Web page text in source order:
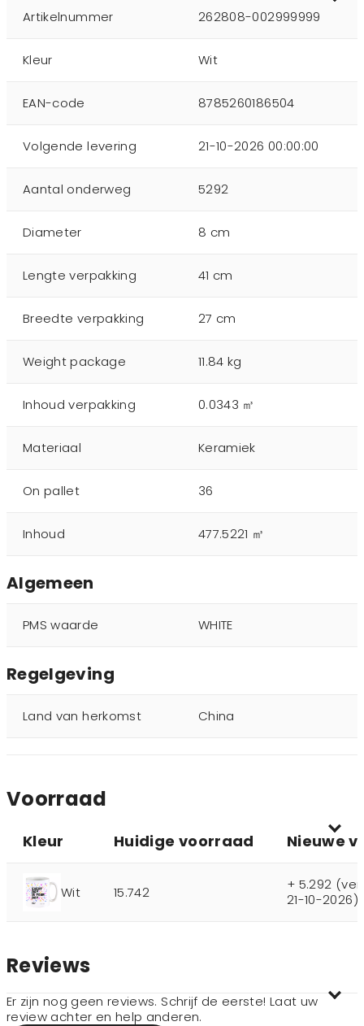
Artikelnummer 262808-002999999
Kleur Wit
EAN-code 8785260186504
Volgende levering 21-10-2026 00:00:00
Aantal onderweg 5292
Diameter 8 cm
Lengte verpakking 41 cm
Breedte verpakking 27 cm
Weight package 11.84 kg
Inhoud verpakking 0.0343 ㎥
Materiaal Keramiek
On pallet 36
Inhoud 477.5221 ㎥
Algemeen
PMS waarde WHITE
Regelgeving
Land van herkomst China
Voorraad
Kleur Huidige voorraad Nieuwe
Wit 15.742
+ 5.292
21-10-2026)
Reviews
Er zijn nog geen reviews. Schrijf de eerste! Laat uw
review achter en help anderen.